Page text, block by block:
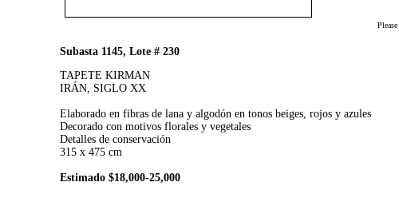
Subasta 1145, Lote # 230
TAPETE KIRMAN
IRÁN, SIGLO XX
Elaborado en fibras de lana y algodón en tonos beiges, rojos y azules
Decorado con motivos florales y vegetales
Detalles de conservación
315 x 475 cm
Estimado $18,000-25,000